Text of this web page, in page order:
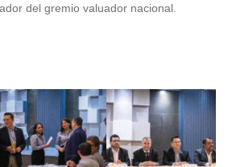
del gremio valuador nacional.